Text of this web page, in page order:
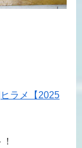
ラメ【2025